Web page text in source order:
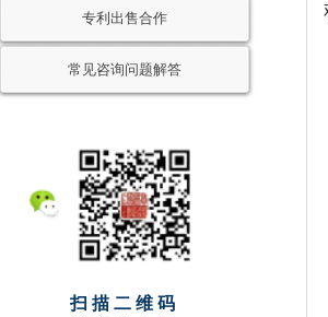
专利出售合作
常见咨询问题解答
扫描二维码